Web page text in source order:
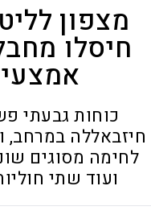
מצפון
חיסלו
כוחות גבעתי
חיזבאללה במרחב,
לחימה מסוגים
ועוד שתי